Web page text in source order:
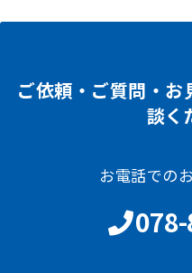
ご依頼・ご質問・
談く
お電話での